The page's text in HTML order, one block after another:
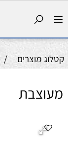
קטלוג מוצרים /
מעוצבת